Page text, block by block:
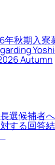
年秋期入寮
Autumn
選候補者
する回答